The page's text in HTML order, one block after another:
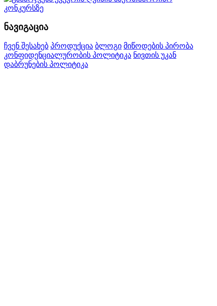
ნავიგაცია
ჩვენ შესახებ პროდუქცია ბლოგი მიწოდების პირობა
კონფიდენციალურობის პოლიტიკა ნივთის უკან
დაბრუნების პოლიტიკა